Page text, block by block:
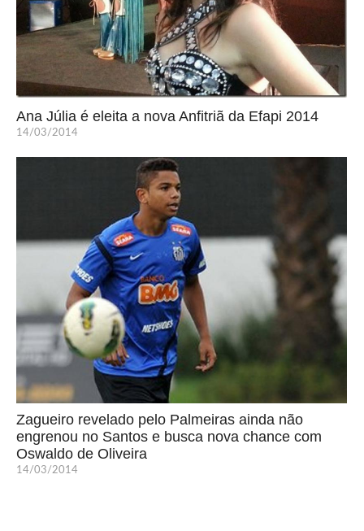
Ana Júlia é eleita a nova Anfitriã da Efapi 2014
14/03/2014
Zagueiro revelado pelo Palmeiras ainda não
engrenou no Santos e busca nova chance com
Oswaldo de Oliveira
14/03/2014